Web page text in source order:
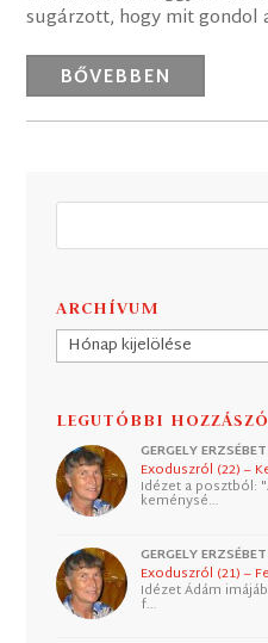
sugárzott, hogy mit gondol
BŐVEBBEN
ARCHÍVUM
Archívum
LEGUTÓBBI
GERGELY ERZSÉBET
Exoduszról (22) –
Idézet a posztból:
keménysé…
GERGELY ERZSÉBET
Exoduszról (21) –
Idézet Ádám
f…